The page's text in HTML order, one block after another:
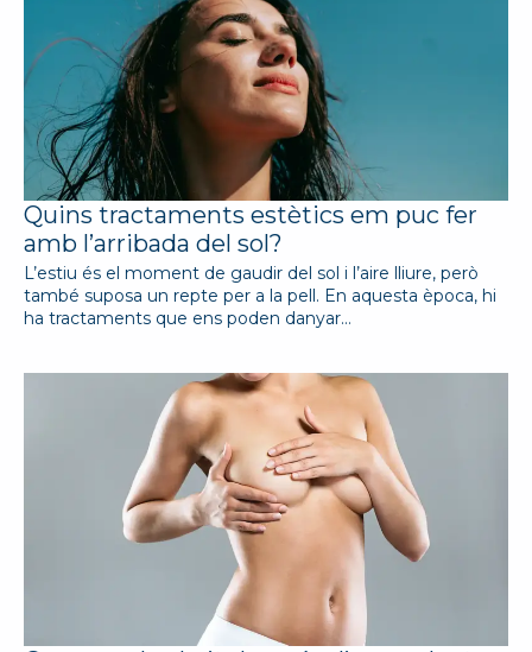
Quins tractaments estètics em puc fer
amb l’arribada del sol?
L’estiu és el moment de gaudir del sol i l’aire lliure, però
també suposa un repte per a la pell. En aquesta època, hi
ha tractaments que ens poden danyar…